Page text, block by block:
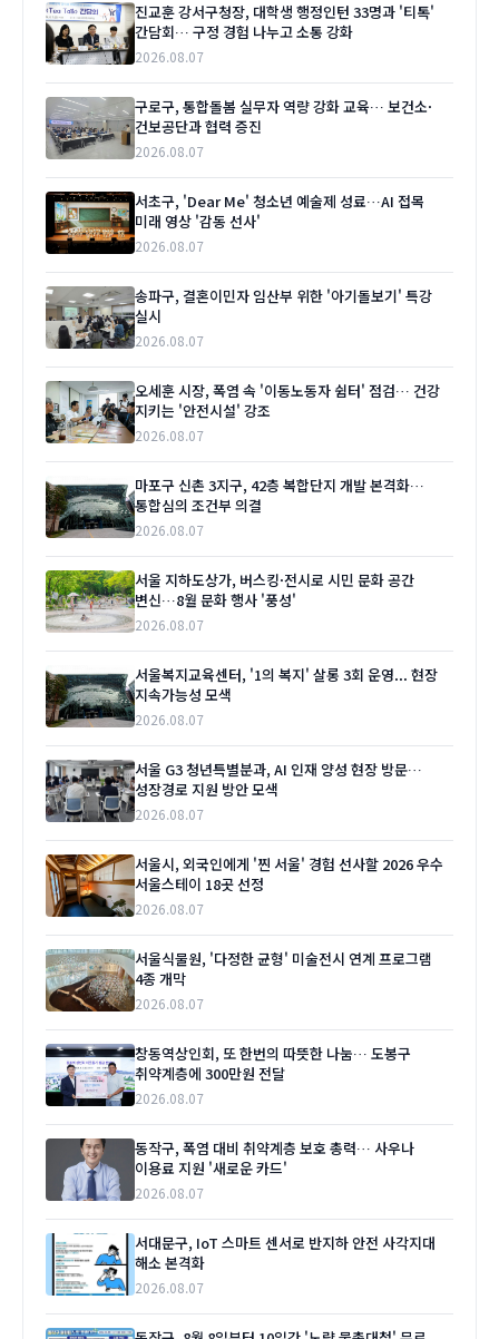
진교훈 강서구청장, 대학생 행정인턴 33명과 '티톡'
간담회… 구정 경험 나누고 소통 강화
2026.08.07
구로구, 통합돌봄 실무자 역량 강화 교육… 보건소·
건보공단과 협력 증진
2026.08.07
서초구, 'Dear Me' 청소년 예술제 성료…AI 접목
미래 영상 '감동 선사'
2026.08.07
송파구, 결혼이민자 임산부 위한 '아기돌보기' 특강
실시
2026.08.07
오세훈 시장, 폭염 속 '이동노동자 쉼터' 점검… 건강
지키는 '안전시설' 강조
2026.08.07
마포구 신촌 3지구, 42층 복합단지 개발 본격화…
통합심의 조건부 의결
2026.08.07
서울 지하도상가, 버스킹·전시로 시민 문화 공간
변신…8월 문화 행사 '풍성'
2026.08.07
서울복지교육센터, '1의 복지' 살롱 3회 운영... 현장
지속가능성 모색
2026.08.07
서울 G3 청년특별분과, AI 인재 양성 현장 방문…
성장경로 지원 방안 모색
2026.08.07
서울시, 외국인에게 '찐 서울' 경험 선사할 2026 우수
서울스테이 18곳 선정
2026.08.07
서울식물원, '다정한 균형' 미술전시 연계 프로그램
4종 개막
2026.08.07
창동역상인회, 또 한번의 따뜻한 나눔… 도봉구
취약계층에 300만원 전달
2026.08.07
동작구, 폭염 대비 취약계층 보호 총력… 사우나
이용료 지원 '새로운 카드'
2026.08.07
서대문구, IoT 스마트 센서로 반지하 안전 사각지대
해소 본격화
2026.08.07